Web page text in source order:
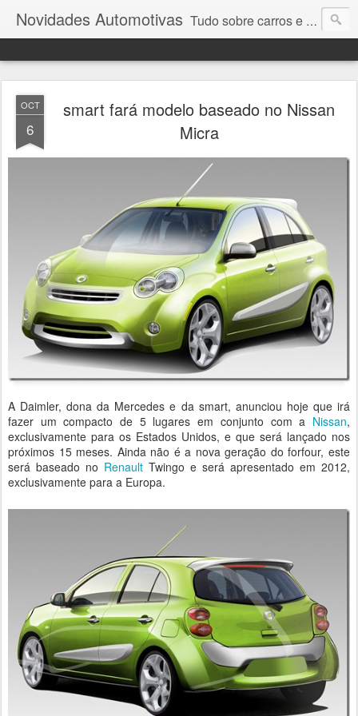
Novidades Automotivas Tudo sobre carros e motores
OCT
6
smart fará modelo baseado no Nissan
Micra
A Daimler, dona da Mercedes e da smart, anunciou hoje que irá
fazer um compacto de 5 lugares em conjunto com a Nissan,
exclusivamente para os Estados Unidos, e que será lançado nos
próximos 15 meses. Ainda não é a nova geração do forfour, este
será baseado no Renault Twingo e será apresentado em 2012,
exclusivamente para a Europa.